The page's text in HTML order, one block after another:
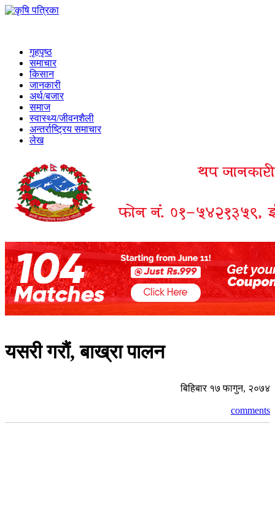
गृहपृष्ठ
समाचार
किसान
जानकारी
अर्थ/बजार
समाज
स्वास्थ्य/जीवनशैली
अन्तर्राष्ट्रिय समाचार
लेख
यसरी गरौं, बाख्रा पालन
बिहिबार १७ फागुन, २०७४
comments